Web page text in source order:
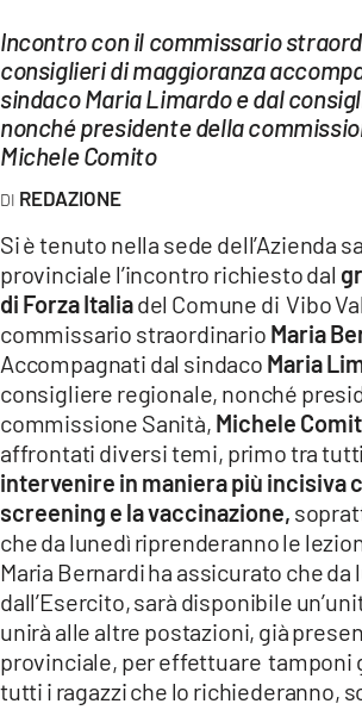
LAC NETWORK
LAC ONAIR
LaC
LACPLAY.IT
LACTV.IT
LACONAIR.IT
LACITYMAG.IT
ILREGGINO.IT
COSENZACHANNEL.IT
ILVIBONESE.IT
CATANZAROCHANNEL.IT
LACAPITALENEWS.IT
Incontro con il commissario
consiglieri di maggioranza
sindaco Maria Limardo e dal
nonché presidente della
Michele Comito
REDAZIONE
Si è tenuto nella sede dell’Azienda
provinciale l’incontro richiesto dal
di Forza Italiadel Comune di Vibo
commissario straordinario Maria
Accompagnati dal sindaco Maria
consigliere regionale, nonché
commissione Sanità, Michele
affrontati diversi temi, primo tra
intervenire in maniera più incisiva
screening e la vaccinazione,
che da lunedì riprenderanno le
Maria Bernardi ha assicurato che
dall’Esercito, sarà disponibile
unirà alle altre postazioni, già
provinciale, per effettuare tamponi
tutti i ragazzi che lo richiederanno,